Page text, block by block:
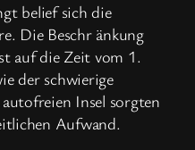
belief sich die
Die Beschr änkung
auf die Zeit vom 1.
der schwierige
Insel sorgten
Aufwand.